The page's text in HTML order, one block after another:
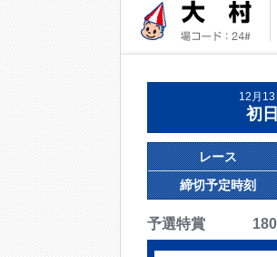
12月13
初日
レース
締切予定時刻
予選特賞